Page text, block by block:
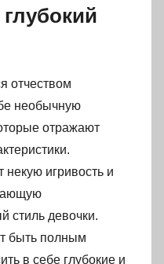
отчеством
необычную
отражают
некую игривость и
стиль девочки.
быть полным
в себе глубокие и